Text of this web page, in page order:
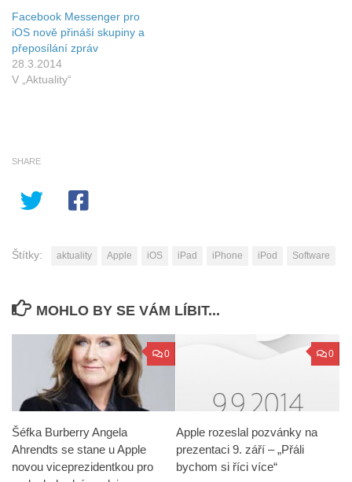
Facebook Messenger pro
iOS nově přináší skupiny a
přeposílání zpráv
28.3.2014
V „Aktuality“
SHARE
Štítky: aktuality Apple iOS iPad iPhone iPod Software
MOHLO BY SE VÁM LÍBIT...
0
Šéfka Burberry Angela
Ahrendts se stane u Apple
novou viceprezidentkou pro
0
Apple rozeslal pozvánky na
prezentaci 9. září – „Přáli
bychom si říci více“